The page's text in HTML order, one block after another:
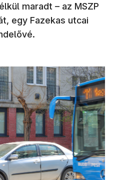
maradt – az MSZP
egy Fazekas utcai